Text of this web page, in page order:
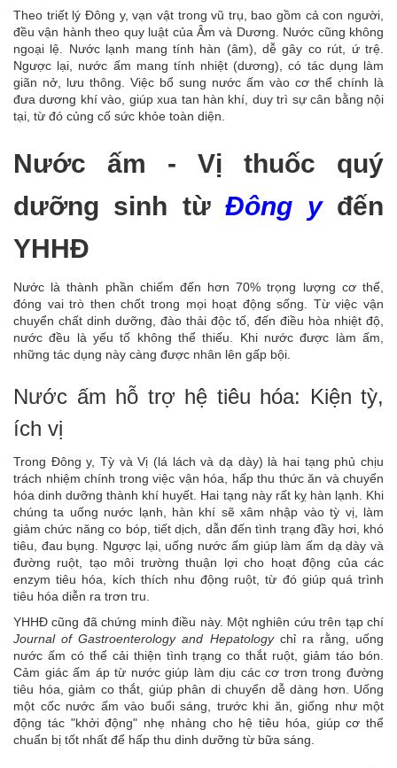
Theo triết lý Đông y, vạn vật trong vũ trụ, bao gồm cả con người,
đều vận hành theo quy luật của Âm và Dương. Nước cũng không
ngoại lệ. Nước lạnh mang tính hàn (âm), dễ gây co rút, ứ trệ.
Ngược lại, nước ấm mang tính nhiệt (dương), có tác dụng làm
giãn nở, lưu thông. Việc bổ sung nước ấm vào cơ thể chính là
đưa dương khí vào, giúp xua tan hàn khí, duy trì sự cân bằng nội
tại, từ đó củng cố sức khỏe toàn diện.
Nước ấm - Vị thuốc quý
dưỡng sinh từĐông yđến
YHHĐ
Nước là thành phần chiếm đến hơn 70% trọng lượng cơ thể,
đóng vai trò then chốt trong mọi hoạt động sống. Từ việc vận
chuyển chất dinh dưỡng, đào thải độc tố, đến điều hòa nhiệt độ,
nước đều là yếu tố không thể thiếu. Khi nước được làm ấm,
những tác dụng này càng được nhân lên gấp bội.
Nước ấm hỗ trợ hệ tiêu hóa: Kiện tỳ,
ích vị
Trong Đông y, Tỳ và Vị (lá lách và dạ dày) là hai tạng phủ chịu
trách nhiệm chính trong việc vận hóa, hấp thu thức ăn và chuyển
hóa dinh dưỡng thành khí huyết. Hai tạng này rất kỵ hàn lạnh. Khi
chúng ta uống nước lạnh, hàn khí sẽ xâm nhập vào tỳ vị, làm
giảm chức năng co bóp, tiết dịch, dẫn đến tình trạng đầy hơi, khó
tiêu, đau bụng. Ngược lại, uống nước ấm giúp làm ấm dạ dày và
đường ruột, tạo môi trường thuận lợi cho hoạt động của các
enzym tiêu hóa, kích thích nhu động ruột, từ đó giúp quá trình
tiêu hóa diễn ra trơn tru.
YHHĐ cũng đã chứng minh điều này. Một nghiên cứu trên tạp chí
Journal of Gastroenterology and Hepatologychỉ ra rằng, uống
nước ấm có thể cải thiện tình trạng co thắt ruột, giảm táo bón.
Cảm giác ấm áp từ nước giúp làm dịu các cơ trơn trong đường
tiêu hóa, giảm co thắt, giúp phân di chuyển dễ dàng hơn. Uống
một cốc nước ấm vào buổi sáng, trước khi ăn, giống như một
động tác "khởi động" nhẹ nhàng cho hệ tiêu hóa, giúp cơ thể
chuẩn bị tốt nhất để hấp thu dinh dưỡng từ bữa sáng.